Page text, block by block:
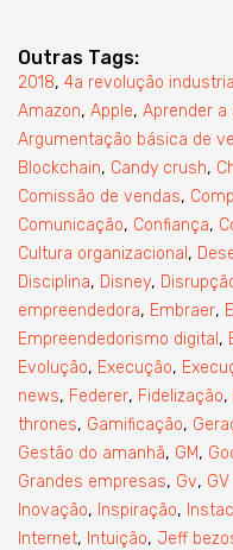
Outras Tags:
2018, 4a revolução industrial
Amazon, Apple, Aprender a
Argumentação básica de
Blockchain, Candy crush,
Comissão de vendas,
Comunicação, Confiança,
Cultura organizacional ,
Disciplina, Disney,
empreendedora, Embraer,
Empreendedorismo digital ,
Evolução, Execução,
news, Federer, Fidelização,
thrones, Gamificação,
Gestão do amanhã, GM,
Grandes empresas, Gv, GV
Inovação, Inspiração,
Internet, Intuição, Jeff